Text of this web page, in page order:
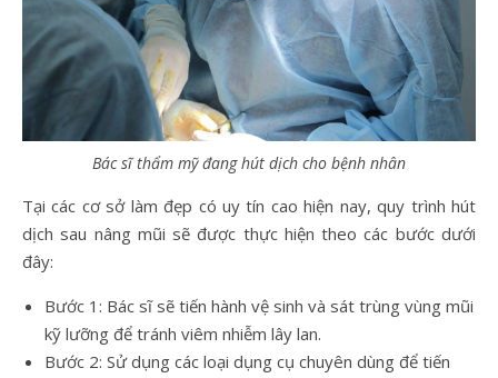
Bác sĩ thẩm mỹ đang hút dịch cho bệnh nhân
Tại các cơ sở làm đẹp có uy tín cao hiện nay, quy trình hút
dịch sau nâng mũi sẽ được thực hiện theo các bước dưới
đây:
Bước 1: Bác sĩ sẽ tiến hành vệ sinh và sát trùng vùng mũi
kỹ lưỡng để tránh viêm nhiễm lây lan.
Bước 2: Sử dụng các loại dụng cụ chuyên dùng để tiến